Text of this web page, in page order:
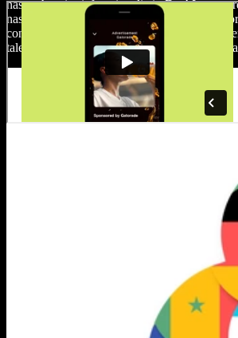
nasynchronisatiefunctionaliteit. De AI-
nasynchronisatietool van Speechify Studio
contentmakers je video's direct kunnen
talen met perfecte uitspraak en lip-